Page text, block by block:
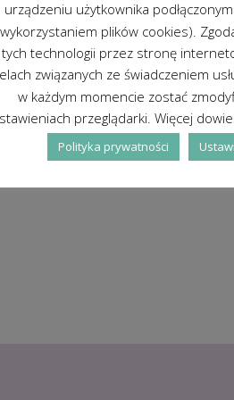
urządzeniu użytkownika
wykorzystaniem plików cookies).
tych technologii przez stronę
związanych ze świadczeniem
w każdym momencie zostać
przeglądarki. Więcej
Polityka prywatności